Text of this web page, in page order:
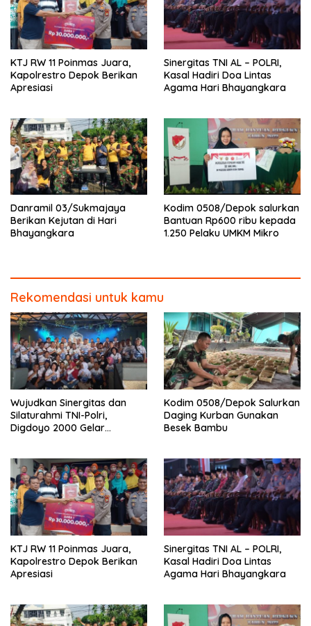
KTJ RW 11 Poinmas Juara,
Kapolrestro Depok Berikan
Apresiasi
Sinergitas TNI AL – POLRI,
Kasal Hadiri Doa Lintas
Agama Hari Bhayangkara
Danramil 03/Sukmajaya
Berikan Kejutan di Hari
Bhayangkara
Kodim 0508/Depok salurkan
Bantuan Rp600 ribu kepada
1.250 Pelaku UMKM Mikro
Rekomendasi untuk kamu
Wujudkan Sinergitas dan
Silaturahmi TNI-Polri,
Digdoyo 2000 Gelar
Kodim 0508/Depok Salurkan
Daging Kurban Gunakan
Besek Bambu
KTJ RW 11 Poinmas Juara,
Kapolrestro Depok Berikan
Apresiasi
Sinergitas TNI AL – POLRI,
Kasal Hadiri Doa Lintas
Agama Hari Bhayangkara